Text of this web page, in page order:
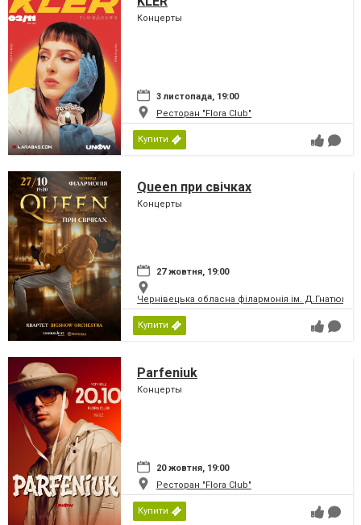
Концерты
3 листопада, 19:00
Ресторан "Flora Club"
Купити
Queen при свічках
Концерты
27 жовтня, 19:00
Чернівецька обласна філармонія ім. Д.Гнатюка
Купити
Parfeniuk
Концерты
20 жовтня, 19:00
Ресторан "Flora Club"
Купити